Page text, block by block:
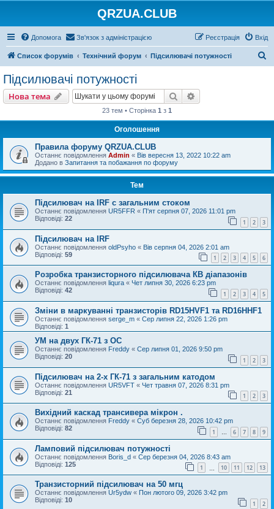
QRZUA.CLUB
Допомога Зв'язок з адміністрацією Вхід
Реєстрація
Список форумів Технічний форум Підсилювачі потужності
Підсилювачі потужності
Нова тема Пошук
23 тем • Сторінка 1 з 1
Оголошення
Правила форуму QRZUA.CLUB
Останнє повідомлення Admin « Вів вересня 13, 2022 10:22 am
Додано в Запитання та побажання по форуму
Тем
Підсилювач на IRF с загальним стоком
Останнє повідомлення UR5FFR « П'ят серпня 07, 2026 11:01 pm
Відповіді: 22 1 2 3
Підсилювач на IRF
Останнє повідомлення oldPsyho « Вів серпня 04, 2026 2:01 am
Відповіді: 59 1 2 3 4 5 6
Розробка транзисторного підсилювача КВ діапазонів
Останнє повідомлення liqura « Чет липня 30, 2026 6:23 pm
Відповіді: 42 1 2 3 4 5
Зміни в маркуванні транзисторів RD15HVF1 та RD16HHF1
Останнє повідомлення serge_m « Сер липня 22, 2026 1:26 pm
Відповіді: 1
УМ на двух ГК-71 з ОС
Останнє повідомлення Freddy « Сер липня 01, 2026 9:50 pm
Відповіді: 20 1 2 3
Підсилювач на 2-х ГК-71 з загальним катодом
Останнє повідомлення UR5VFT « Чет травня 07, 2026 8:31 pm
Відповіді: 21 1 2 3
Вихідний каскад трансивера мікрон .
Останнє повідомлення Freddy « Суб березня 28, 2026 10:42 pm
Відповіді: 82 1 … 6 7 8 9
Ламповий підсилювач потужності
Останнє повідомлення Boris_d « Сер березня 04, 2026 8:43 am
Відповіді: 125 1 10 11 12 13
Транзисторний підсилювач на 50 мгц
Останнє повідомлення Ur5ydw « Пон лютого 09, 2026 3:42 pm
Відповіді: 10 1 2